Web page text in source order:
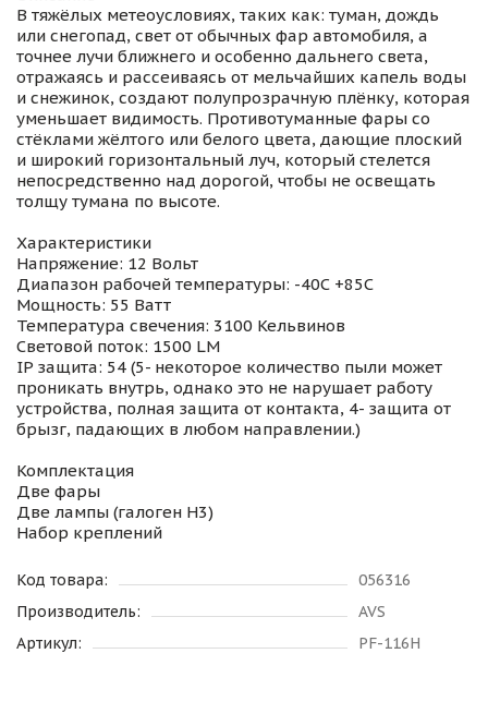
В тяжёлых метеоусловиях, таких как: туман, дождь
или снегопад, свет от обычных фар автомобиля, а
точнее лучи ближнего и особенно дальнего света,
отражаясь и рассеиваясь от мельчайших капель воды
и снежинок, создают полупрозрачную плёнку, которая
уменьшает видимость. Противотуманные фары со
стёклами жёлтого или белого цвета, дающие плоский
и широкий горизонтальный луч, который стелется
непосредственно над дорогой, чтобы не освещать
толщу тумана по высоте.
Характеристики
Напряжение: 12 Вольт
Диапазон рабочей температуры: -40С +85С
Мощность: 55 Ватт
Температура свечения: 3100 Кельвинов
Световой поток: 1500 LM
IP защита: 54 (5- некоторое количество пыли может
проникать внутрь, однако это не нарушает работу
устройства, полная защита от контакта, 4- защита от
брызг, падающих в любом направлении.)
Комплектация
Две фары
Две лампы (галоген H3)
Набор креплений
Код товара:
056316
Производитель:
AVS
Артикул:
PF-116H